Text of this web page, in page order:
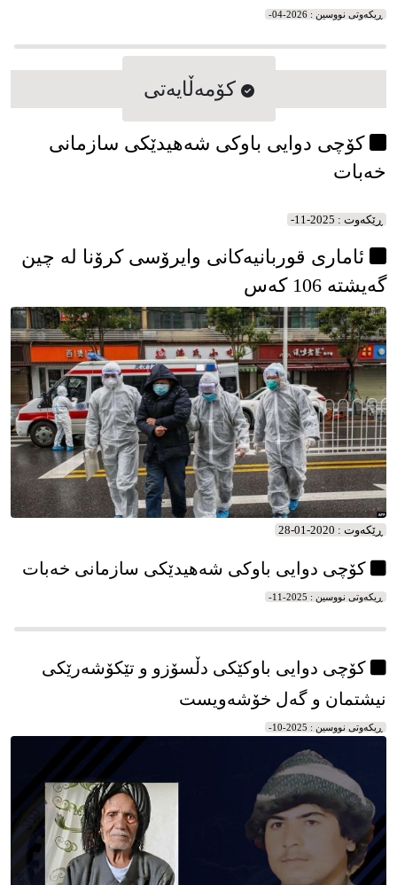
کوردستانی ئێران بەرێوەچوو
کۆچی دوایی باوکی شەهیدێکی سازمانی
ڕێکه‌وت : 2025-11-
ئاماری قوربانیەکانی وایرۆسی کرۆنا لە چین
گەیشتە 106 کەس
ڕێکه‌وت : 2020-01-28
کۆچی دوایی باوکی شەهیدێکی سازمانی خەبات
کۆچی دوایی باوکێکی دڵسۆزو و تێکۆشەرێکی
نیشتمان و گەل خۆشەویست
ڕیکه‌وتی نووسین : 2025-10-